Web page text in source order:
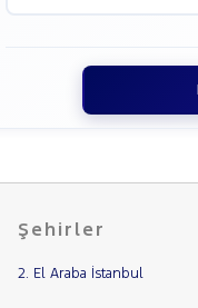
Şehirler
2. El Araba İstanbul